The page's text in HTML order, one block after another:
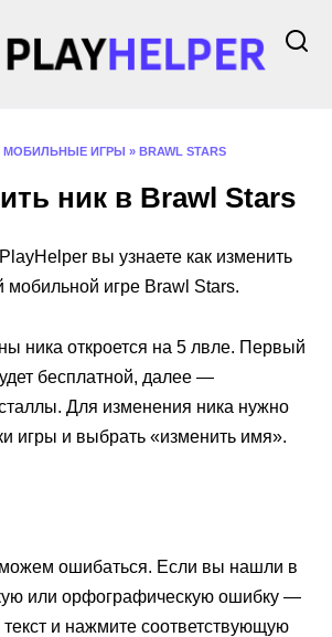
МОБИЛЬНЫЕ ИГРЫ » BRAWL STARS
ник в Brawl Stars
вы узнаете как изменить
мобильной игре Brawl Stars.
ника откроется на 5 лвле. Первый
бесплатной, далее —
Для изменения ника нужно
игры и выбрать «изменить имя».
ошибаться. Если вы нашли в
или орфографическую ошибку —
и нажмите соответствующую